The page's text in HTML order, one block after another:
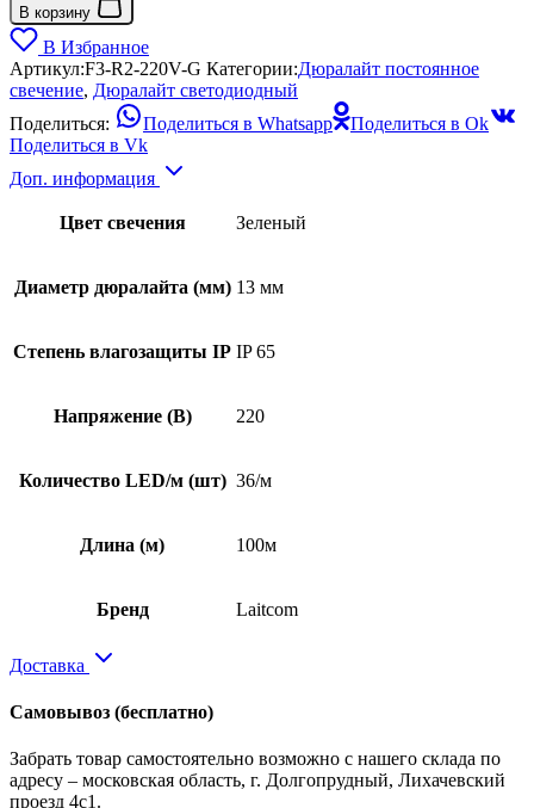
В корзину
В Избранное
Артикул:F3-R2-220V-G Категории:Дюралайт постоянное
свечение, Дюралайт светодиодный
Поделиться:
Поделиться в Whatsapp
Поделиться в Ok
Поделиться в Vk
Доп. информация
Цвет свечения Зеленый
Диаметр дюралайта (мм) 13 мм
Степень влагозащиты IP IP 65
Напряжение (В) 220
Количество LED/м (шт) 36/м
Длина (м) 100м
Бренд Laitcom
Доставка
Самовывоз (бесплатно)
Забрать товар самостоятельно возможно с нашего склада по
адресу – московская область, г. Долгопрудный, Лихачевский
проезд 4с1.